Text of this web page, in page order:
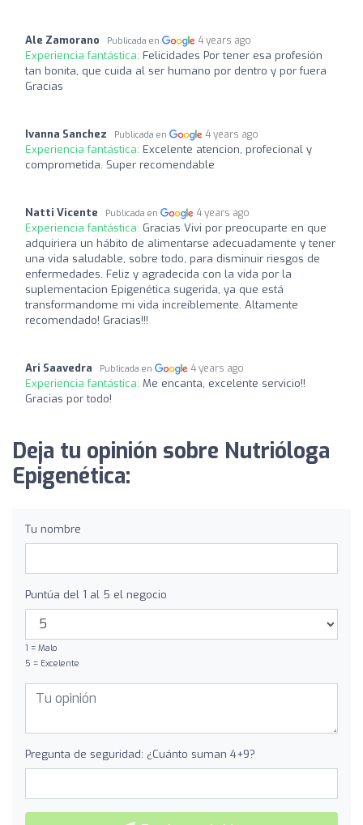
Ale Zamorano Publicada en 4 years ago
Experiencia fantástica: Felicidades Por tener esa profesión
tan bonita, que cuida al ser humano por dentro y por fuera
Gracias
Ivanna Sanchez Publicada en 4 years ago
Experiencia fantástica: Excelente atencion, profecional y
comprometida. Super recomendable
Natti Vicente Publicada en 4 years ago
Experiencia fantástica: Gracias Vivi por preocuparte en que
adquiriera un hábito de alimentarse adecuadamente y tener
una vida saludable, sobre todo, para disminuir riesgos de
enfermedades. Feliz y agradecida con la vida por la
suplementacion Epigenética sugerida, ya que está
transformandome mi vida increíblemente. Altamente
recomendado! Gracias!!!
Ari Saavedra Publicada en 4 years ago
Experiencia fantástica: Me encanta, excelente servicio!!
Gracias por todo!
Deja tu opinión sobre Nutrióloga
Epigenética:
Tu nombre
Puntúa del 1 al 5 el negocio
1 = Malo
5 = Excelente
Pregunta de seguridad: ¿Cuánto suman 4+9?